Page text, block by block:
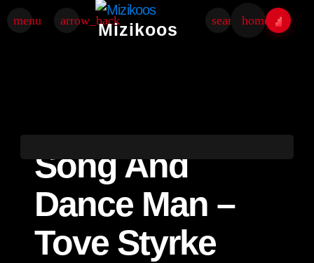
menu arrow_backMizikoos searchhome
Song And
Dance Man –
Tove Styrke